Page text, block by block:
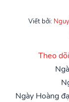
Viết bởi:
Theo
Ngày Hoàng